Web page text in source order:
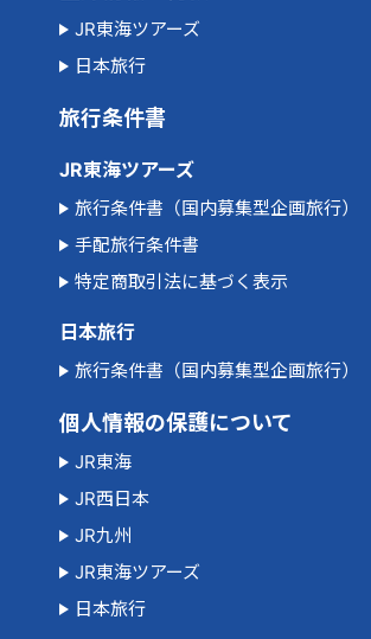
JR東海ツアーズ
日本旅行
旅行条件書
JR東海ツアーズ
旅行条件書（国内募集型企画旅行）
手配旅行条件書
特定商取引法に基づく表示
日本旅行
旅行条件書（国内募集型企画旅行）
個人情報の保護について
JR東海
JR西日本
JR九州
JR東海ツアーズ
日本旅行